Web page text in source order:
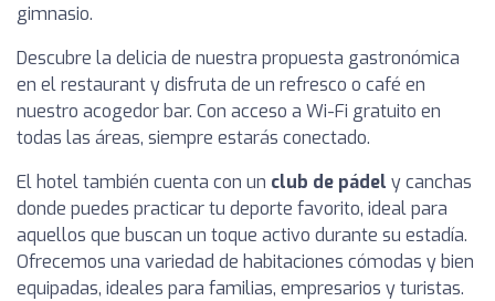
gimnasio.
Descubre la delicia de nuestra propuesta gastronómica
en el restaurant y disfruta de un refresco o café en
nuestro acogedor bar. Con acceso a Wi-Fi gratuito en
todas las áreas, siempre estarás conectado.
El hotel también cuenta con un club de pádel y canchas
donde puedes practicar tu deporte favorito, ideal para
aquellos que buscan un toque activo durante su estadía.
Ofrecemos una variedad de habitaciones cómodas y bien
equipadas, ideales para familias, empresarios y turistas.